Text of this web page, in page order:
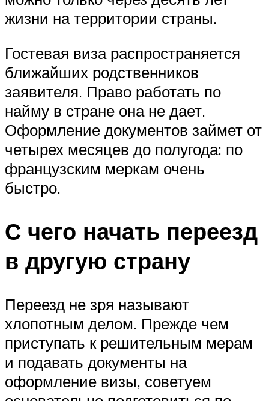
жизни на территории страны.
Гостевая виза распространяется
ближайших родственников
заявителя. Право работать по
найму в стране она не дает.
Оформление документов займет от
четырех месяцев до полугода: по
французским меркам очень
быстро.
С чего начать переезд
в другую страну
Переезд не зря называют
хлопотным делом. Прежде чем
приступать к решительным мерам
и подавать документы на
оформление визы, советуем